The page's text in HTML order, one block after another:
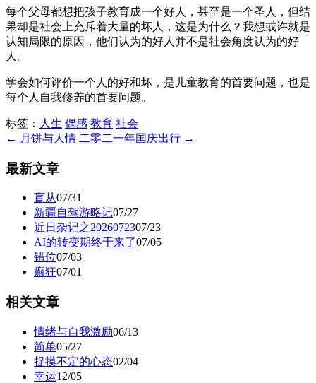
每个父母都想把孩子教育成一个好人，甚至是一个圣人，但结
果却是社会上充斥着大量的坏人，这是为什么？我想或许就是
认知局限的原因，他们认为的好人并不是社会角度认为的好
人。
学会如何评价一个人的好和坏，是儿童教育的首要问题，也是
每个人自我修养的首要问题。
标签： 人生 偶感 教育 社会
← 月饼与人情 二零二一年国庆出行 →
最新文章
盲从07/31
新疆自驾游略记07/27
近日杂记之2026072307/23
AI的转变期终于来了07/05
错位07/03
癫狂07/01
相关文章
情绪与自我激励06/13
简单05/27
捉摸不定的心态02/04
幸运12/05